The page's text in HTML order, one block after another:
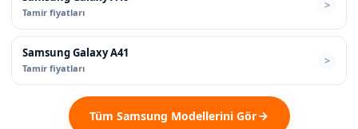
Tamir fiyatları
Samsung Galaxy A41
Tamir fiyatları
Tüm Samsung Modellerini Gör